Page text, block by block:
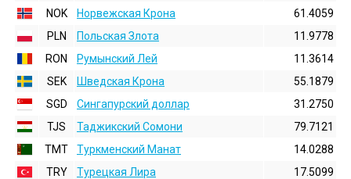
NOK
Норвежская Крона
61.4059
PLN
Польская Злота
11.9778
RON
Румынский Лей
11.3614
SEK
Шведская Крона
55.1879
SGD
Сингапурский доллар
31.2750
TJS
Таджикский Сомони
79.7121
TMT
Туркменский Манат
14.0288
TRY
Турецкая Лира
17.5099